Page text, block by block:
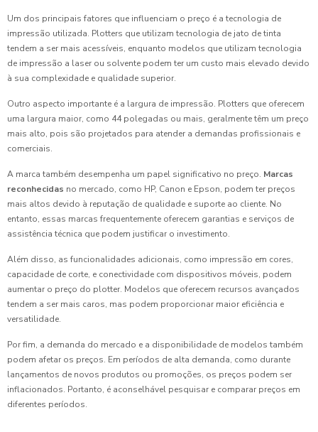
Um dos principais fatores que influenciam o preço é a tecnologia de
impressão utilizada. Plotters que utilizam tecnologia de jato de tinta
tendem a ser mais acessíveis, enquanto modelos que utilizam tecnologia
de impressão a laser ou solvente podem ter um custo mais elevado devido
à sua complexidade e qualidade superior.
Outro aspecto importante é a largura de impressão. Plotters que oferecem
uma largura maior, como 44 polegadas ou mais, geralmente têm um preço
mais alto, pois são projetados para atender a demandas profissionais e
comerciais.
A marca também desempenha um papel significativo no preço. Marcas
reconhecidas no mercado, como HP, Canon e Epson, podem ter preços
mais altos devido à reputação de qualidade e suporte ao cliente. No
entanto, essas marcas frequentemente oferecem garantias e serviços de
assistência técnica que podem justificar o investimento.
Além disso, as funcionalidades adicionais, como impressão em cores,
capacidade de corte, e conectividade com dispositivos móveis, podem
aumentar o preço do plotter. Modelos que oferecem recursos avançados
tendem a ser mais caros, mas podem proporcionar maior eficiência e
versatilidade.
Por fim, a demanda do mercado e a disponibilidade de modelos também
podem afetar os preços. Em períodos de alta demanda, como durante
lançamentos de novos produtos ou promoções, os preços podem ser
inflacionados. Portanto, é aconselhável pesquisar e comparar preços em
diferentes períodos.